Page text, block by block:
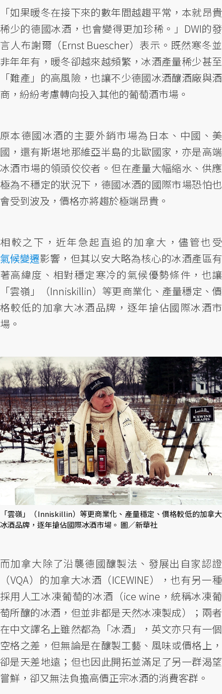
「如果暖冬在接下來的數年間越趨平常，本就昂貴
稀少的德國冰酒，也會變得更加珍稀。」DWI的發
言人布謝爾（Ernst Buescher）表示。既然寒冬並
非年年有，暖冬卻越來越頻繁，冰酒產量稀少甚至
「難產」的高風險，也讓不少德國冰酒釀酒廠與酒
商，紛紛考慮轉向投入其他的葡萄酒市場。
原本德國冰酒的主要外銷市場為日本、中國、美
國，還有斯堪地那維亞半島的北歐國家，亦是高端
冰酒市場的領頭佼佼者。但在產量大幅縮水、供應
極為不穩定的狀況下，德國冰酒的國際市場恐怕也
會受到波及，價格亦將趨於極端昂貴。
相較之下，近年急起直追的加拿大，儘管也受
氣候變遷影響，但其以安大略為核心的冰酒產區有
著高緯度、相對穩定寒冷的氣候優勢條件，也讓
「雲嶺」（Inniskillin）等更商業化、產量穩定、價
格較低的加拿大冰酒品牌，逐年搶佔國際冰酒市
場。
「雲嶺」（Inniskillin）等更商業化、產量穩定、價格較低的加拿大
冰酒品牌，逐年搶佔國際冰酒市場。 圖／新華社
而加拿大除了沿襲德國釀製法、發展出自家認證
（VQA）的加拿大冰酒（ICEWINE），也有另一種
採用人工冰凍葡萄的冰酒（ice wine，統稱冰凍葡
萄所釀的冰酒，但並非都是天然冰凍製成）；兩者
在中文譯名上雖然都為「冰酒」，英文亦只有一個
空格之差，但無論是在釀製工藝、風味或價格上，
卻是天差地遠；但也因此開拓並滿足了另一群渴望
嘗鮮，卻又無法負擔高價正宗冰酒的消費客群。